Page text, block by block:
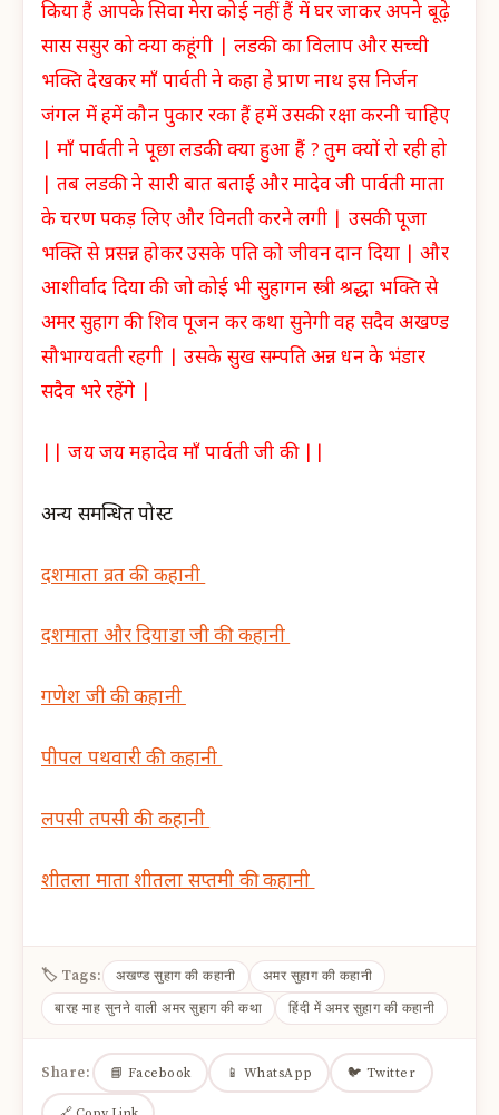
किया हैं आपके सिवा मेरा कोई नहीं हैं में घर जाकर अपने बूढ़े
सास ससुर को क्या कहूंगी | लडकी का विलाप और सच्ची
भक्ति देखकर माँ पार्वती ने कहा हे प्राण नाथ इस निर्जन
जंगल में हमें कौन पुकार रका हैं हमें उसकी रक्षा करनी चाहिए
| माँ पार्वती ने पूछा लडकी क्या हुआ हैं ? तुम क्यों रो रही हो
| तब लडकी ने सारी बात बताई और मादेव जी पार्वती माता
के चरण पकड़ लिए और विनती करने लगी | उसकी पूजा
भक्ति से प्रसन्न होकर उसके पति को जीवन दान दिया | और
आशीर्वाद दिया की जो कोई भी सुहागन स्त्री श्रद्धा भक्ति से
अमर सुहाग की शिव पूजन कर कथा सुनेगी वह सदैव अखण्ड
सौभाग्यवती रहगी | उसके सुख सम्पति अन्न धन के भंडार
सदैव भरे रहेंगे |
|| जय जय महादेव माँ पार्वती जी की ||
अन्य समन्धित पोस्ट
दशमाता व्रत की कहानी
दशमाता और दियाडा जी की कहानी
गणेश जी की कहानी
पीपल पथवारी की कहानी
लपसी तपसी की कहानी
शीतला माता शीतला सप्तमी की कहानी
🏷 Tags: अखण्ड सुहाग की कहानी
अमर सुहाग की कहानी
बारह माह सुनने वाली अमर सुहाग की कथा
हिंदी में अमर सुहाग की कहानी
Share: 📘 Facebook 📱 WhatsApp 🐦 Twitter